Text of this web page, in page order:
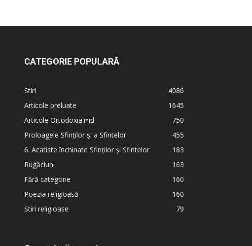
CATEGORIE POPULARĂ
Stiri
4086
Articole preluate
1645
Articole Ortodoxia.md
750
Proloagele Sfinților și a Sfintelor
455
6. Acatiste închinate Sfinților și Sfintelor
183
Rugăciuni
163
Fără categorie
160
Poezia religioasă
160
Stiri religioase
79